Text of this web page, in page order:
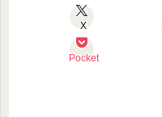
X
Pocket